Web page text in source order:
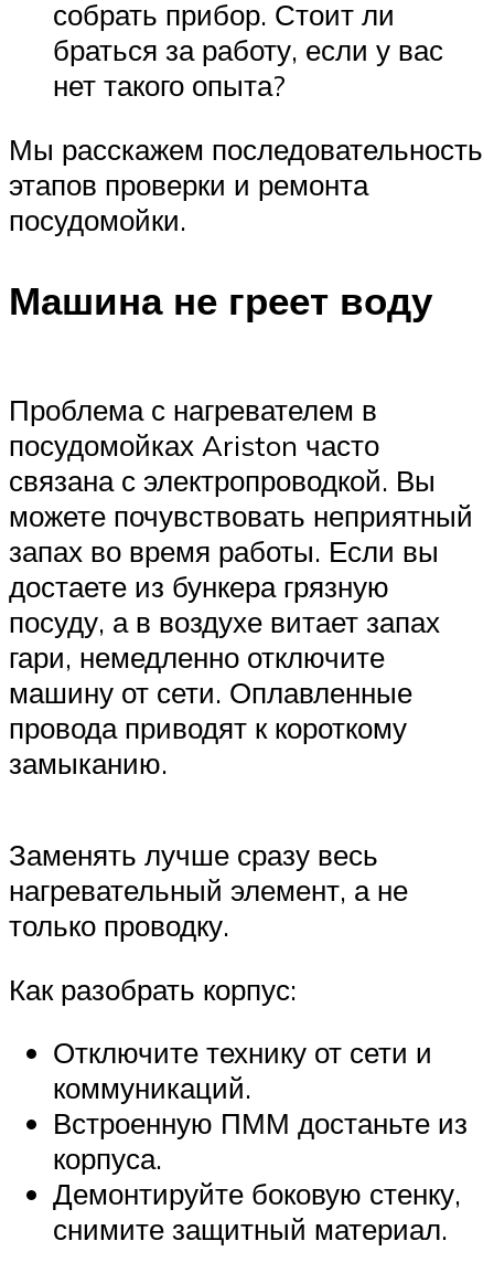
собрать прибор. Стоит ли
браться за работу, если у вас
нет такого опыта?
Мы расскажем последовательность
этапов проверки и ремонта
посудомойки.
Машина не греет воду
Проблема с нагревателем в
посудомойках Ariston часто
связана с электропроводкой. Вы
можете почувствовать неприятный
запах во время работы. Если вы
достаете из бункера грязную
посуду, а в воздухе витает запах
гари, немедленно отключите
машину от сети. Оплавленные
провода приводят к короткому
замыканию.
Заменять лучше сразу весь
нагревательный элемент, а не
только проводку.
Как разобрать корпус:
Отключите технику от сети и
коммуникаций.
Встроенную ПММ достаньте из
корпуса.
Демонтируйте боковую стенку,
снимите защитный материал.